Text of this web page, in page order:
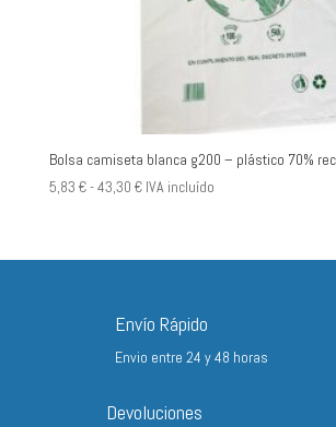
Bolsa camiseta blanca g200 – plástico 70%
5,83 €-43,30 €Rango
desde
43,30 €
IVA incluído
Envío Rápido
Envio entre 24 y 48 horas
Devoluciones